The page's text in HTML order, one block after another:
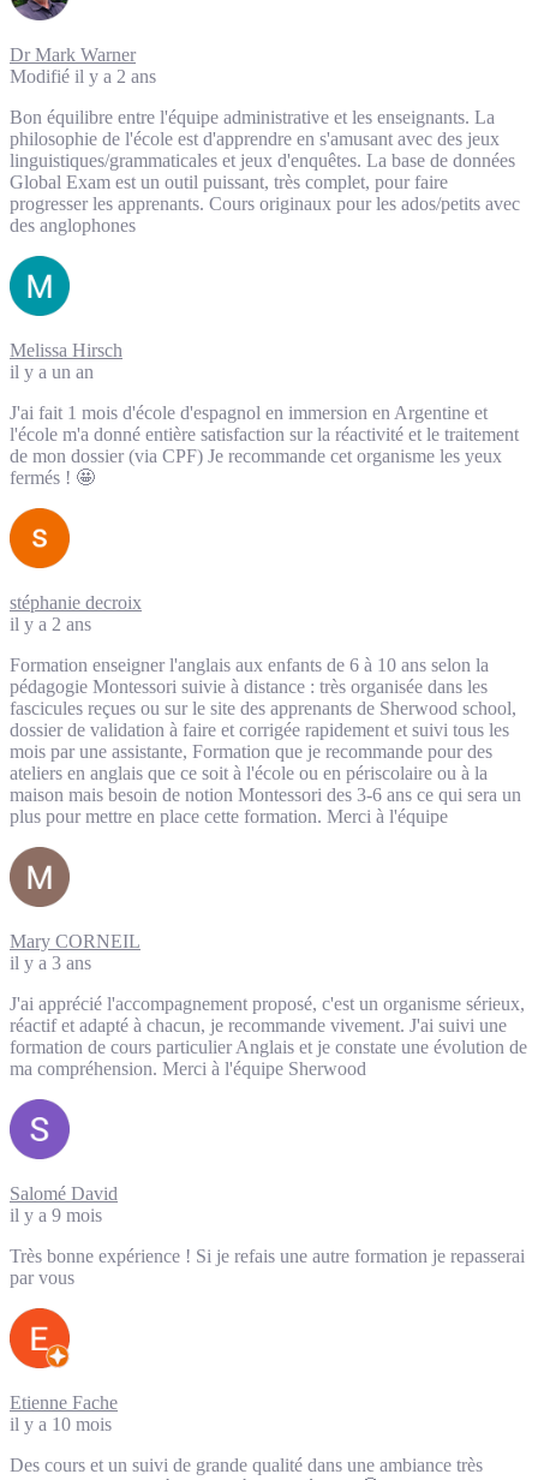
Dr Mark Warner
Modifié il y a 2 ans
Bon équilibre entre l'équipe administrative et les enseignants. La
philosophie de l'école est d'apprendre en s'amusant avec des jeux
linguistiques/grammaticales et jeux d'enquêtes. La base de données
Global Exam est un outil puissant, très complet, pour faire
progresser les apprenants. Cours originaux pour les ados/petits avec
des anglophones
Melissa Hirsch
il y a un an
J'ai fait 1 mois d'école d'espagnol en immersion en Argentine et
l'école m'a donné entière satisfaction sur la réactivité et le traitement
de mon dossier (via CPF) Je recommande cet organisme les yeux
fermés ! 🤩
stéphanie decroix
il y a 2 ans
Formation enseigner l'anglais aux enfants de 6 à 10 ans selon la
pédagogie Montessori suivie à distance : très organisée dans les
fascicules reçues ou sur le site des apprenants de Sherwood school,
dossier de validation à faire et corrigée rapidement et suivi tous les
mois par une assistante, Formation que je recommande pour des
ateliers en anglais que ce soit à l'école ou en périscolaire ou à la
maison mais besoin de notion Montessori des 3-6 ans ce qui sera un
plus pour mettre en place cette formation. Merci à l'équipe
Mary CORNEIL
il y a 3 ans
J'ai apprécié l'accompagnement proposé, c'est un organisme sérieux,
réactif et adapté à chacun, je recommande vivement. J'ai suivi une
formation de cours particulier Anglais et je constate une évolution de
ma compréhension. Merci à l'équipe Sherwood
Salomé David
il y a 9 mois
Très bonne expérience ! Si je refais une autre formation je repasserai
par vous
Etienne Fache
il y a 10 mois
Des cours et un suivi de grande qualité dans une ambiance très